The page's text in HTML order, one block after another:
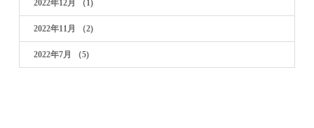
2022年12月 （1)
2022年11月 （2)
2022年7月 （5)